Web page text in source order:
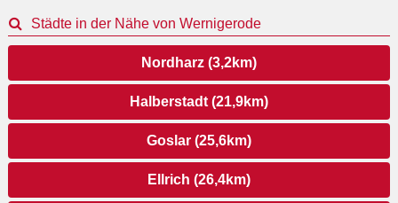
Städte in der Nähe von Wernigerode
Nordharz (3,2km)
Halberstadt (21,9km)
Goslar (25,6km)
Ellrich (26,4km)